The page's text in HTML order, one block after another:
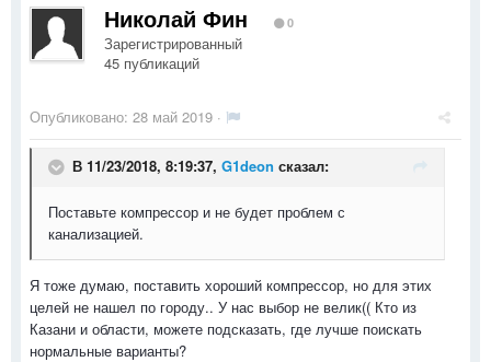
Николай Фин 0
Зарегистрированный
45 публикаций
Опубликовано: 28 май 2019 ·
В 11/23/2018, 8:19:37, G1deon сказал:
Поставьте компрессор и не будет проблем с
канализацией.
Я тоже думаю, поставить хороший компрессор, но для этих
целей не нашел по городу.. У нас выбор не велик(( Кто из
Казани и области, можете подсказать, где лучше поискать
нормальные варианты?